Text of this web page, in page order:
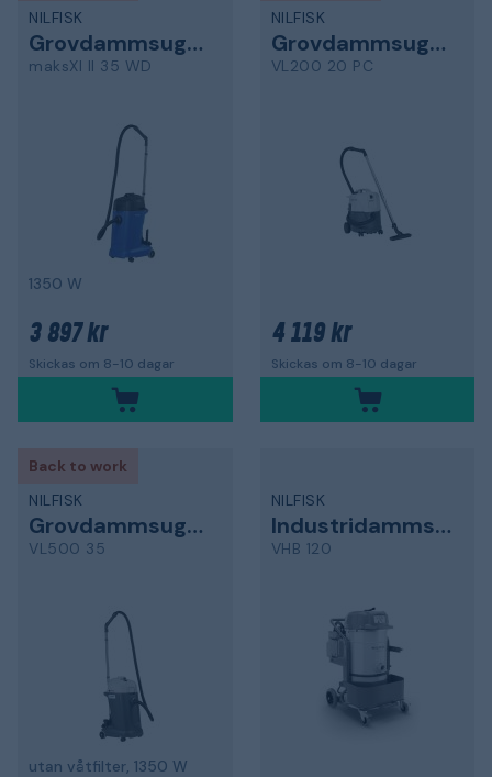
NILFISK
Grovdammsugare
maksXI II 35 WD
1350 W
3 897 kr
Skickas om 8-10 dagar
NILFISK
Grovdammsugare
VL200 20 PC
4 119 kr
Skickas om 8-10 dagar
Back to work
NILFISK
Grovdammsugare
VL500 35
utan våtfilter, 1350 W
NILFISK
Industridammsugare
VHB 120